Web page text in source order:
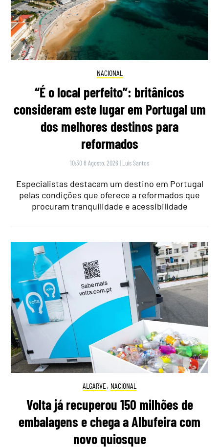
NACIONAL
“É o local perfeito”: britânicos
consideram este lugar em Portugal um
dos melhores destinos para
reformados
10:30 8 Agosto, 2026 | Luís Santos
Especialistas destacam um destino em Portugal
pelas condições que oferece a reformados que
procuram tranquilidade e acessibilidade
ALGARVE, NACIONAL
Volta já recuperou 150 milhões de
embalagens e chega a Albufeira com
novo quiosque